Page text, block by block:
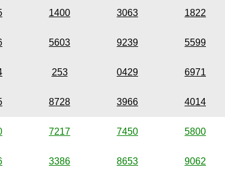
1400 3063 1822
5603 9239 5599
253 0429 6971
8728 3966 4014
7217 7450 5800
3386 8653 9062